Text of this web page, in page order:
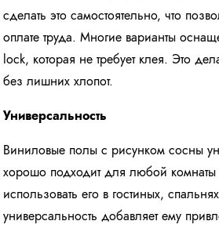
сделать это самостоятельно, что
оплате труда. Многие варианты
lock, которая не требует клея. Это
без лишних хлопот.
Универсальность
Виниловые полы с рисунком сосны
хорошо подходит для любой
использовать его в гостиных,
универсальность добавляет ему